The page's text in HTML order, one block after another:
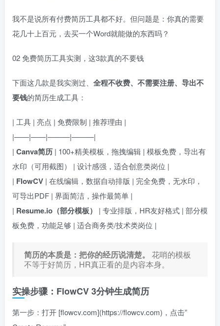
我不是说所有付费简历工具都不好。但问题是：你真的需要
花几十上百元，去买一个Word就能做的东西吗？
02 免费简历工具实测，这3款真的不要钱
下面这几款是我实测过、 全程不收费、不需要注册、导出不
要钱的简历生成工具：
| 工具 | 亮点 | 免费限制 | 推荐理由 |
|——|——|———|———|
| Canva简历 | 100+精美模板，拖拽编辑 | 模板免费，导出有
水印（可用截图） | 设计感强，适合创意类岗位 |
| FlowCV | 在线编辑，数据自动排版 | 完全免费，无水印，
可导出PDF | 界面简洁，操作最简单 |
| Resume.io（部分模板）
| 专业排版，HR友好格式 | 部分模
板免费，功能足够 | 适合商务类/技术类岗位 |
简历的本质是：把你的经历说清楚。
花哨的模板
不等于好简历，HR真正看的是内容本身。
实操步骤：FlowCV 3分钟生成简历
第一步：打开 [flowcv.com](https://flowcv.com)，点击”